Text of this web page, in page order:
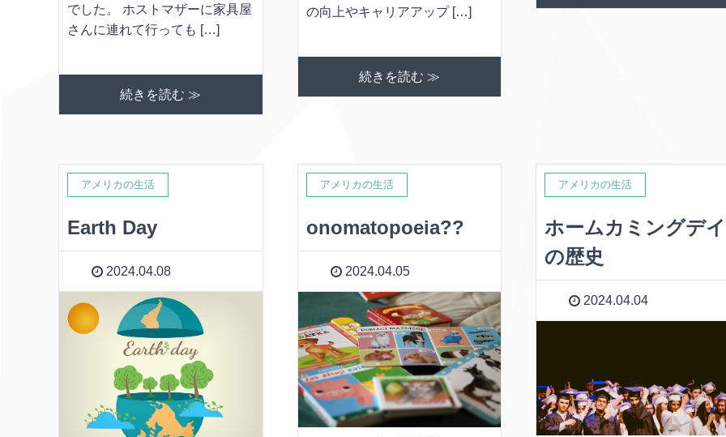
でした。 ホストマザーに家具屋
さんに連れて行っても […]
続きを読む ≫
の向上やキャリアアップ […]
続きを読む ≫
アメリカの生活
Earth Day
2024.04.08
アメリカの生活
onomatopoeia??
2024.04.05
アメリカの生活
ホームカミングデイ
の歴史
2024.04.04